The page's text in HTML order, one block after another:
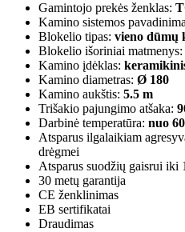
Gamintojo prekės ženklas:
Kamino sistemos
Blokelio tipas: vieno dūmų
Blokelio išoriniai matmenys:
Kamino įdėklas:
Kamino diametras: Ø 180
Kamino aukštis: 5.5 m
Trišakio pajungimo atšaka:
Darbinė temperatūra: nuo
Atsparus ilgalaikiam
drėgmei
Atsparus suodžių gaisrui iki
30 metų garantija
CE ženklinimas
EB sertifikatai
Draudimas